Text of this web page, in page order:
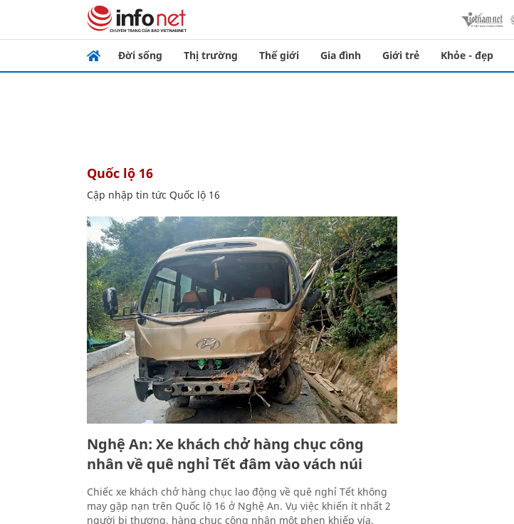
Đời sống Thị trường Thế giới Gia đình Giới trẻ Khỏe - đẹp
Quốc lộ 16
Cập nhập tin tức Quốc lộ 16
Nghệ An: Xe khách chở hàng chục công
nhân về quê nghỉ Tết đâm vào vách núi
Chiếc xe khách chở hàng chục lao động về quê nghỉ Tết không
may gặp nạn trên Quốc lộ 16 ở Nghệ An. Vụ việc khiến ít nhất 2
người bị thương, hàng chục công nhân một phen khiếp vía.